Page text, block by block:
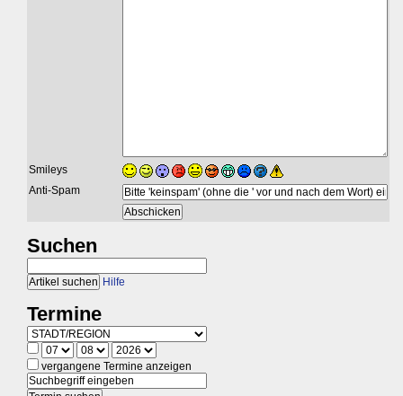
Smileys
Anti-Spam
Suchen
Hilfe
Termine
vergangene Termine anzeigen